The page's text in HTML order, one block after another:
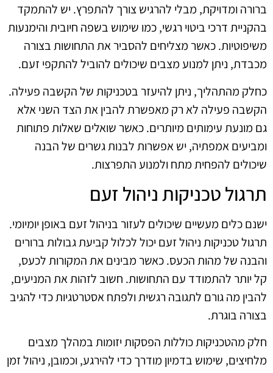
ברורה ומדויקת, מבלי להרגיש צורך להתפרץ. יש להתמקד
בהקניית דרכי ביטוי רגשי, כמו שימוש בשפה חיובית והימנעות
משיפוטיות. כאשר מצליחים להסביר את התחושות בצורה
מכבדת, ניתן למנוע מצבים שיכולים להוביל להתקפי זעם.
כחלק מהתהליך, ניתן להיעזר בטכניקות של הקשבה פעילה.
הקשבה פעילה לא רק מאפשרת להבין את הצד השני אלא
גם מונעת עימותים מיותרים. כאשר שואלים שאלות פתוחות
ומביעים אמפתיה, יש אפשרות לבנות גשרים של הבנה
שיכולים להפחית מתח ולמנוע התפרצות.
תרגול טכניקות ניהול זעם
ישנם כלים מעשיים שיכולים לעזור בניהול זעם באופן יומיומי.
תרגול טכניקות ניהול זעם יכול לכלול קביעת גבולות ברורים
והבנה של מהות הכעס. כאשר מבינים את המקורות לכעס,
קל יותר להתמודד עם התחושות. חשוב לזהות את המניעים,
להבין מה גורם לתגובה רגשית ולפתח אסטרטגיות כדי להגיב
בצורה בוגרת.
חלק מהטכניקות כוללות הפסקות יזומות במהלך מצבים
מלחיצים, שימוש בדמיון מודרך כדי להירגע, וכמובן, ניהול זמן